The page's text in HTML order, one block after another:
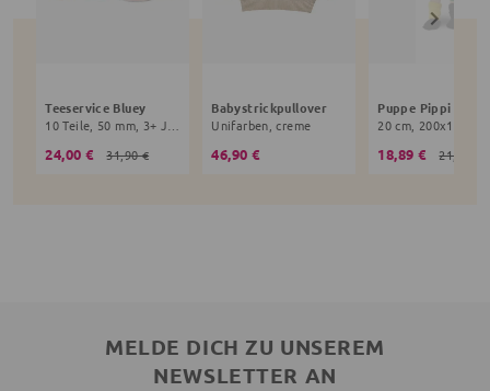
Teeservice Bluey
24,00 € 31,90 €
Babystrickpullover
Unifarben, creme
46,90 € 18,89 € 21,90 €
MELDE DICH ZU UNSEREM
NEWSLETTER AN